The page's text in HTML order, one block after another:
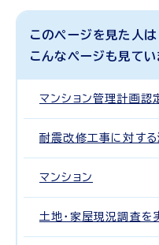
このページを見た人は
こんなページも見てい
マンション管理計画認
耐震改修工事に対す
マンション
土地・家屋現況調査を